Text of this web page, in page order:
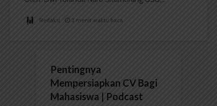
Redaksi 2 menit waktu baca
Pentingnya
Mempersiapkan CV Bagi
Mahasiswa | Podcast